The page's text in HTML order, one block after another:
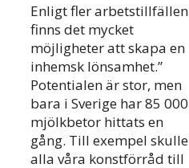
Enligt fler arbetstillfällen
finns det mycket
möjligheter att skapa en
inhemsk lönsamhet.”
Potentialen är stor, men
bara i Sverige har 85 000
mjölkbetor hittats en
gång. Till exempel skulle
alla våra konstförråd till